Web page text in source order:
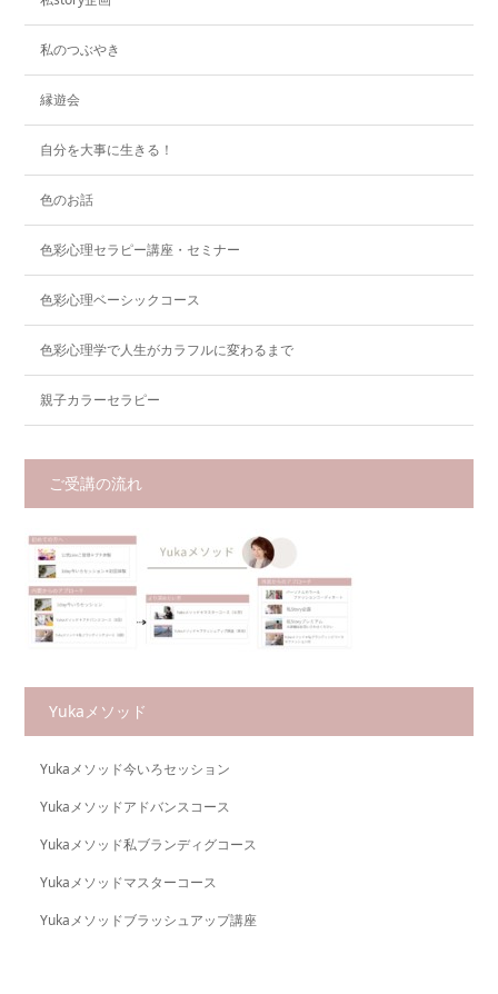
私のつぶやき
縁遊会
自分を大事に生きる！
色のお話
色彩心理セラピー講座・セミナー
色彩心理ベーシックコース
色彩心理学で人生がカラフルに変わるまで
親子カラーセラピー
ご受講の流れ
Yukaメソッド
Yukaメソッド今いろセッション
Yukaメソッドアドバンスコース
Yukaメソッド私ブランディグコース
Yukaメソッドマスターコース
Yukaメソッドブラッシュアップ講座